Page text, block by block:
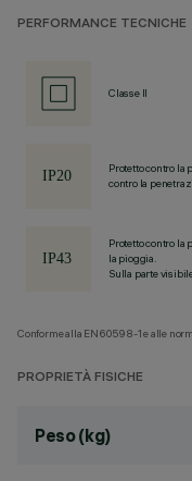
PERFORMANCE TECNICHE
Classe II
Protetto contro la
contro la
Protetto contro la
la pioggia.
Sulla parte
Conforme alla EN60598-1 e alle
PROPRIETÀ FISICHE
Peso (kg)